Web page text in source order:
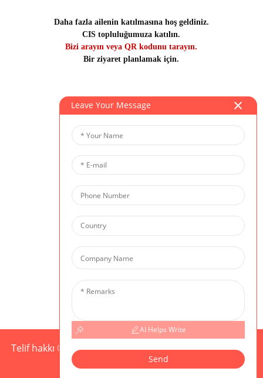
Daha fazla ailenin katılmasına hoş geldiniz.
CIS topluluğumuza katılın.
Bizi arayın veya QR kodunu tarayın.
Bir ziyaret planlamak için.
Telif hakkı © 2025 CIS Tüm Hakları SaklıdırSite haritası,
Resource
Leave Your Message
AI Helps Write
Send